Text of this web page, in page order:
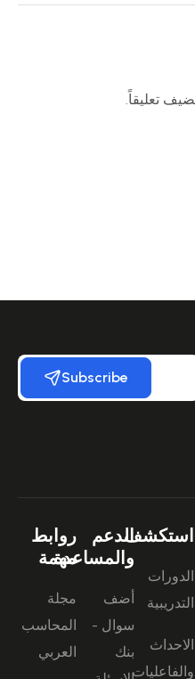
تعليقاً.
Subscribe
استكشف
الدورات
التدريبية
الاحداث
والفاعليات
الدعم
والمساعدة
أضف
سوال -
بنك
روابط
مهمة
مجلة
المحاسب
العربي